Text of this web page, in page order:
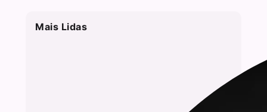
Mais Lidas